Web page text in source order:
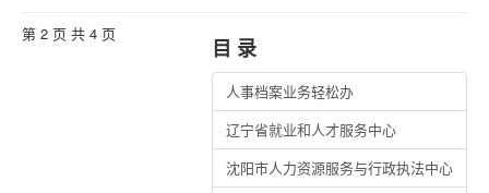
目 录
人事档案业务轻松办
辽宁省就业和人才服务中心
沈阳市人力资源服务与行政执法中心
第 2 页 共 4 页